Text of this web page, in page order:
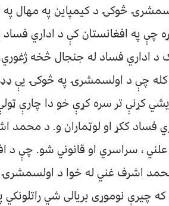
چې په افغانستان کې د اداري
د اداري فساد له جنجال څخه
چې د اولسمشرۍ په څوکۍ یې
کړنې تر سره کړې خو دا چارې
فساد ککړ او لوټماران و. د محمد
علني ، سراسري او قانوني شو. چې
اشرف غني له خوا د اولسمشرۍ
چیرې نوموړی بریالی شي راتلونکي